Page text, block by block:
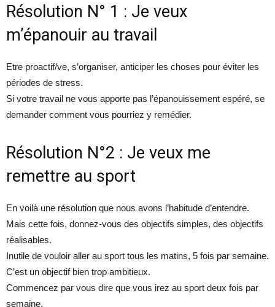
Résolution N° 1 : Je veux
m’épanouir au travail
Etre proactif/ve, s’organiser, anticiper les choses pour éviter les
périodes de stress.
Si votre travail ne vous apporte pas l’épanouissement espéré, se
demander comment vous pourriez y remédier.
Résolution N°2 : Je veux me
remettre au sport
En voilà une résolution que nous avons l’habitude d’entendre.
Mais cette fois, donnez-vous des objectifs simples, des objectifs
réalisables.
Inutile de vouloir aller au sport tous les matins, 5 fois par semaine.
C’est un objectif bien trop ambitieux.
Commencez par vous dire que vous irez au sport deux fois par
semaine.